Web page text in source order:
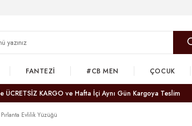
FANTEZİ #CB MEN ÇOCUK
ÜCRETSİZ KARGO ve Hafta İçi Aynı Gün Kargoya Teslim
Evlilik Yüzüğü